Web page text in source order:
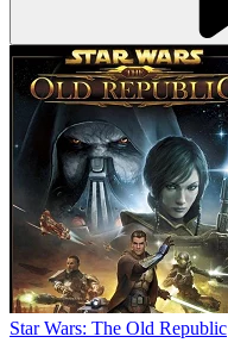
Star Wars: The Old Republic